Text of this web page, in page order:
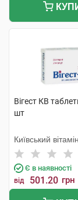
Вігест КВ
шт
Київський
Є в наявності
від 501.20 грн